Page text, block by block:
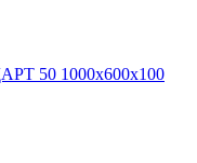
50 1000х600х100